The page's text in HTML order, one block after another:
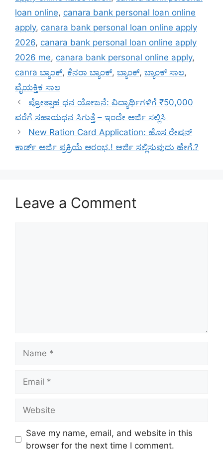
loan online, canara bank personal loan online
apply, canara bank personal loan online apply
2026, canara bank personal loan online apply
2026 me, canara bank personal online apply,
canra ಬ್ಯಾಂಕ್, ಕೆನರಾ ಬ್ಯಾಂಕ್, ಬ್ಯಾಂಕ್, ಬ್ಯಾಂಕ್ ಸಾಲ,
ವೈಯಕ್ತಿಕ ಸಾಲ
ಪ್ರೋತ್ಸಾಹ ಧನ ಯೋಜನೆ: ವಿದ್ಯಾರ್ಥಿಗಳಿಗೆ ₹50,000
ವರೆಗೆ ಸಹಾಯಧನ ಸಿಗುತ್ತೆ – ಇಂದೇ ಅರ್ಜಿ ಸಲ್ಲಿಸಿ
New Ration Card Application: ಹೊಸ ರೇಷನ್
ಕಾರ್ಡ್ ಅರ್ಜಿ ಪ್ರಕ್ರಿಯೆ ಆರಂಭ.! ಅರ್ಜಿ ಸಲ್ಲಿಸುವುದು ಹೇಗೆ.?
Leave a Comment
Save my name, email, and website in this
browser for the next time I comment.